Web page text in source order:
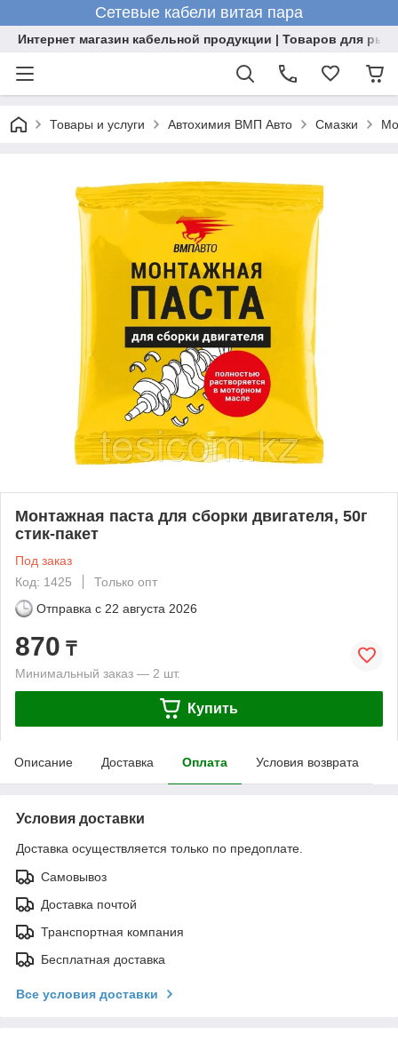
Сетевые кабели витая пара
Интернет магазин кабельной продукции | Товаров для
Товары и услуги Автохимия ВМП Авто Смазки
Монтажная паста для сборки двигателя, 50г
стик-пакет
Под заказ
Код: 1425
Только опт
Отправка с 22 августа 2026
870 ₸
Минимальный заказ — 2 шт.
Купить
Описание Доставка Оплата Условия возврата
Условия доставки
Доставка осуществляется только по предоплате.
Самовывоз
Доставка почтой
Транспортная компания
Бесплатная доставка
Все условия доставки